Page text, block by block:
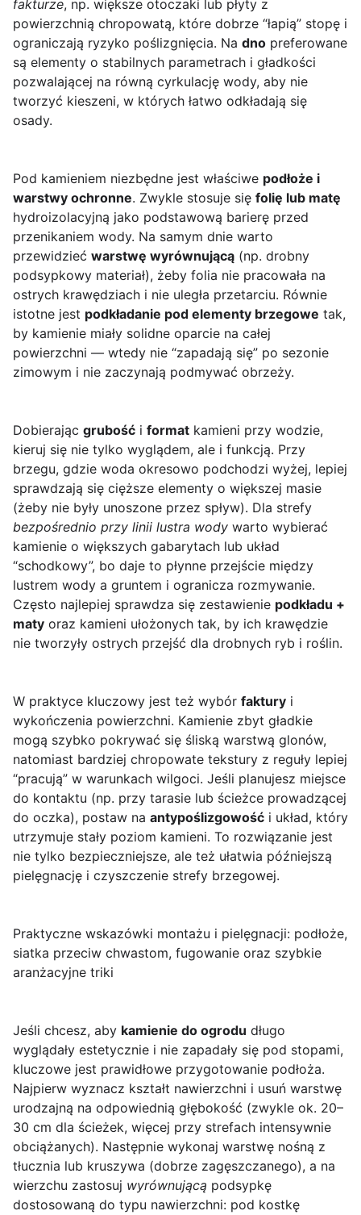
fakturze, np. większe otoczaki lub płyty z
powierzchnią chropowatą, które dobrze “łapią” stopę i
ograniczają ryzyko poślizgnięcia. Na dno preferowane
są elementy o stabilnych parametrach i gładkości
pozwalającej na równą cyrkulację wody, aby nie
tworzyć kieszeni, w których łatwo odkładają się
osady.
Pod kamieniem niezbędne jest właściwe podłoże i
warstwy ochronne. Zwykle stosuje się folię lub matę
hydroizolacyjną jako podstawową barierę przed
przenikaniem wody. Na samym dnie warto
przewidzieć warstwę wyrównującą (np. drobny
podsypkowy materiał), żeby folia nie pracowała na
ostrych krawędziach i nie uległa przetarciu. Równie
istotne jest podkładanie pod elementy brzegowe tak,
by kamienie miały solidne oparcie na całej
powierzchni — wtedy nie “zapadają się” po sezonie
zimowym i nie zaczynają podmywać obrzeży.
Dobierając grubość i format kamieni przy wodzie,
kieruj się nie tylko wyglądem, ale i funkcją. Przy
brzegu, gdzie woda okresowo podchodzi wyżej, lepiej
sprawdzają się cięższe elementy o większej masie
(żeby nie były unoszone przez spływ). Dla strefy
bezpośrednio przy linii lustra wody warto wybierać
kamienie o większych gabarytach lub układ
“schodkowy”, bo daje to płynne przejście między
lustrem wody a gruntem i ogranicza rozmywanie.
Często najlepiej sprawdza się zestawienie podkładu +
maty oraz kamieni ułożonych tak, by ich krawędzie
nie tworzyły ostrych przejść dla drobnych ryb i roślin.
W praktyce kluczowy jest też wybór faktury i
wykończenia powierzchni. Kamienie zbyt gładkie
mogą szybko pokrywać się śliską warstwą glonów,
natomiast bardziej chropowate tekstury z reguły lepiej
“pracują” w warunkach wilgoci. Jeśli planujesz miejsce
do kontaktu (np. przy tarasie lub ścieżce prowadzącej
do oczka), postaw na antypoślizgowość i układ, który
utrzymuje stały poziom kamieni. To rozwiązanie jest
nie tylko bezpieczniejsze, ale też ułatwia późniejszą
pielęgnację i czyszczenie strefy brzegowej.
Praktyczne wskazówki montażu i pielęgnacji: podłoże,
siatka przeciw chwastom, fugowanie oraz szybkie
aranżacyjne triki
Jeśli chcesz, aby kamienie do ogrodu długo
wyglądały estetycznie i nie zapadały się pod stopami,
kluczowe jest prawidłowe przygotowanie podłoża.
Najpierw wyznacz kształt nawierzchni i usuń warstwę
urodzajną na odpowiednią głębokość (zwykle ok. 20–
30 cm dla ścieżek, więcej przy strefach intensywnie
obciążanych). Następnie wykonaj warstwę nośną z
tłucznia lub kruszywa (dobrze zagęszczanego), a na
wierzchu zastosuj wyrównującą podsypkę
dostosowaną do typu nawierzchni: pod kostkę